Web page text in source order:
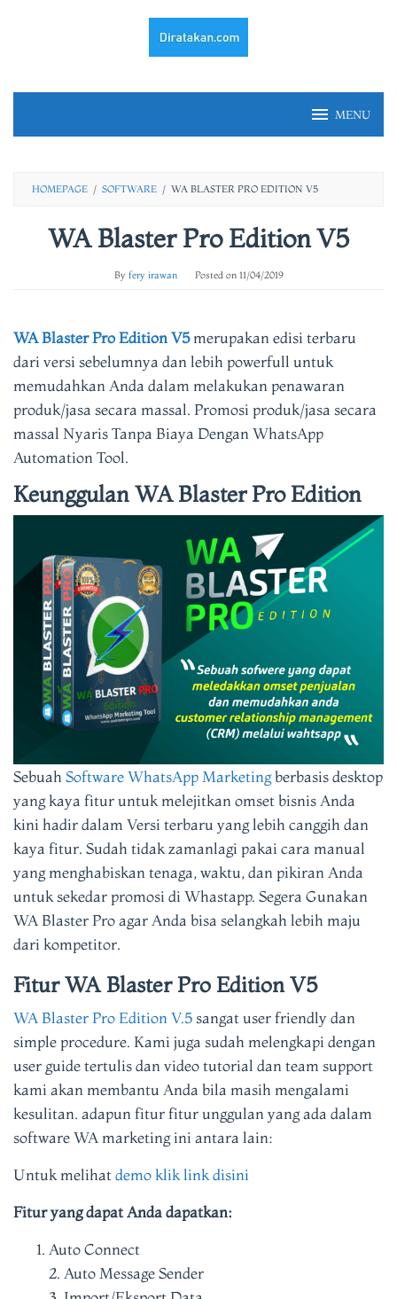
MENU
HOMEPAGE / SOFTWARE / WA BLASTER PRO EDITION V5
WA Blaster Pro Edition V5
By fery irawan Posted on 11/04/2019
WA Blaster Pro Edition V5merupakan edisi terbaru
dari versi sebelumnya dan lebih powerfull untuk
memudahkan Anda dalam melakukan penawaran
produk/jasa secara massal. Promosi produk/jasa secara
massal Nyaris Tanpa Biaya Dengan WhatsApp
Automation Tool.
Keunggulan WA Blaster Pro Edition
Sebuah Software WhatsApp Marketingberbasis desktop
yang kaya fitur untuk melejitkan omset bisnis Anda
kini hadir dalam Versi terbaru yang lebih canggih dan
kaya fitur. Sudah tidak zamanlagi pakai cara manual
yang menghabiskan tenaga, waktu, dan pikiran Anda
untuk sekedar promosi di Whastapp. Segera Gunakan
WA Blaster Pro agar Anda bisa selangkah lebih maju
dari kompetitor.
Fitur WA Blaster Pro Edition V5
WA Blaster Pro Edition V.5sangat user friendly dan
simple procedure. Kami juga sudah melengkapi dengan
user guide tertulis dan video tutorial dan team support
kami akan membantu Anda bila masih mengalami
kesulitan. adapun fitur fitur unggulan yang ada dalam
software WA marketing ini antara lain:
Untuk melihatdemo klik link disini
Fitur yang dapat Anda dapatkan:
Auto Connect
2. Auto Message Sender